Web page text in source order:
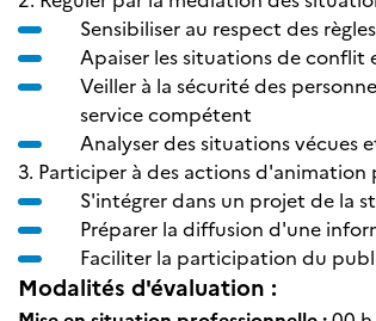
Sensibiliser au respect des règles
Apaiser les situations de conflit
Veiller à la sécurité des
service compétent
Analyser des situations vécues
3. Participer à des actions
S'intégrer dans un projet de la
Préparer la diffusion d'une
Faciliter la participation du
Modalités d'évaluation :